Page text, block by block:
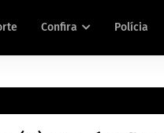
Confira Polícia